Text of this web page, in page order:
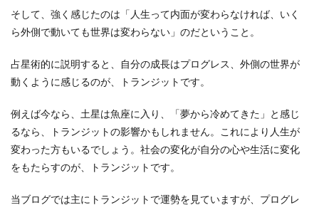
そして、強く感じたのは「人生って内面が変わらなければ、いく
ら外側で動いても世界は変わらない」のだということ。
占星術的に説明すると、自分の成長はプログレス、外側の世界が
動くように感じるのが、トランジットです。
例えば今なら、土星は魚座に入り、「夢から冷めてきた」と感じ
るなら、トランジットの影響かもしれません。これにより人生が
変わった方もいるでしょう。社会の変化が自分の心や生活に変化
をもたらすのが、トランジットです。
当ブログでは主にトランジットで運勢を見ていますが、プログレ